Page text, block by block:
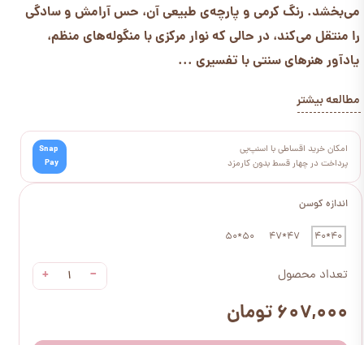
اندازه کوسن
40*40
47*47
50*50
تعداد محصول −
+
۶۰۷,۰۰۰ تومان
می‌بخشد. رنگ کرمی و پارچه‌ی طبیعی آن، حس آرامش و سادگی
را منتقل می‌کند، در حالی که نوار مرکزی با منگوله‌های منظم،
یادآور هنرهای سنتی با تفسیری ...
مطالعه بیشتر
امکان خرید اقساطی با اسنپ‌پی
پرداخت در چهار قسط بدون کارمزد
Snap
Pay